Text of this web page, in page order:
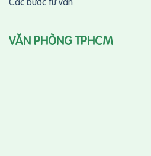
VĂN PHÒNG TPHCM